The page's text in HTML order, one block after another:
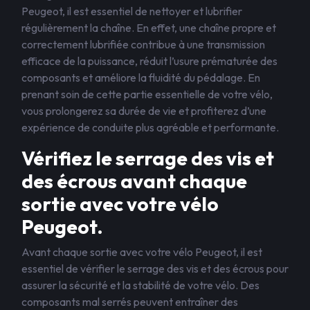
Peugeot, il est essentiel de nettoyer et lubrifier
régulièrement la chaîne. En effet, une chaîne propre et
correctement lubrifiée contribue à une transmission
efficace de la puissance, réduit l’usure prématurée des
composants et améliore la fluidité du pédalage. En
prenant soin de cette partie essentielle de votre vélo,
vous prolongerez sa durée de vie et profiterez d’une
expérience de conduite plus agréable et performante.
Vérifiez le serrage des vis et
des écrous avant chaque
sortie avec votre vélo
Peugeot.
Avant chaque sortie avec votre vélo Peugeot, il est
essentiel de vérifier le serrage des vis et des écrous pour
assurer la sécurité et la stabilité de votre vélo. Des
composants mal serrés peuvent entraîner des